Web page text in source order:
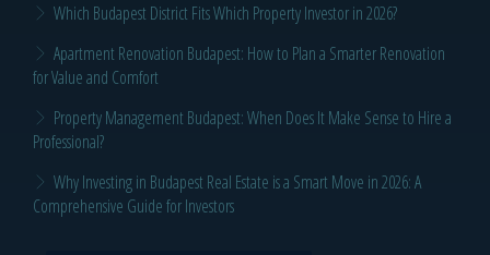
Which Budapest District Fits Which Property Investor in 2026?
Apartment Renovation Budapest: How to Plan a Smarter Renovation
for Value and Comfort
Property Management Budapest: When Does It Make Sense to Hire a
Professional?
Why Investing in Budapest Real Estate is a Smart Move in 2026: A
Comprehensive Guide for Investors